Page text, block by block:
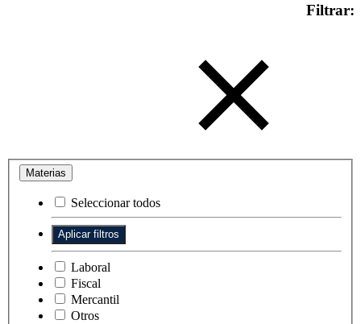
Filtrar:
Materias
Seleccionar todos
Laboral
Fiscal
Mercantil
Otros